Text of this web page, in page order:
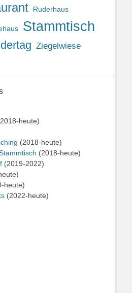
Ruderhaus
Stammtisch
Ziegelwiese
heute)
(2018-heute)
(2018-heute)
(2019-2022)
heute)
(2022-heute)